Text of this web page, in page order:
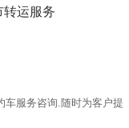
转运服务
车服务咨询.随时为客户提